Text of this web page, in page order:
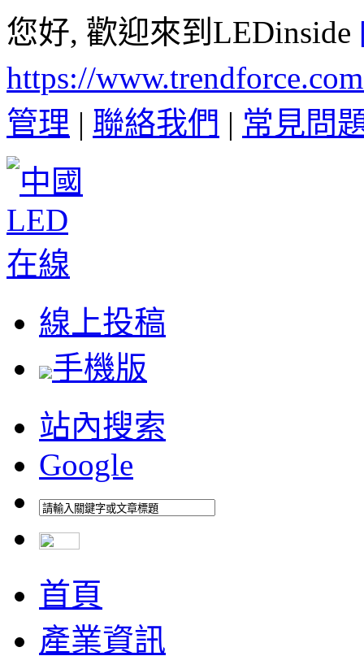
您好, 歡迎來到LEDinside
https://
管理 | 聯絡我們 | 常見問
線上投稿
手機版
站內搜索
Google
首頁
產業資訊